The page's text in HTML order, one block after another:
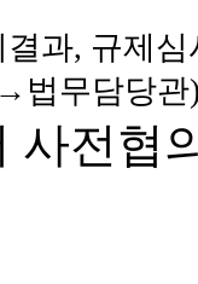
과, 규제
법무담당
전협